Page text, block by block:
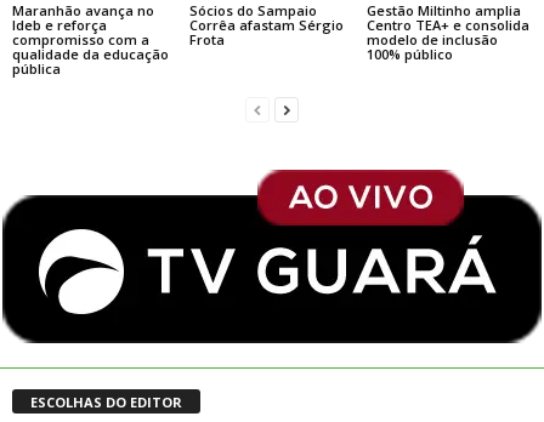
Maranhão avança no
Ideb e reforça
compromisso com a
qualidade da educação
pública
Sócios do Sampaio
Corrêa afastam Sérgio
Frota
Gestão Miltinho amplia
Centro TEA+ e consolida
modelo de inclusão
100% público
ESCOLHAS DO EDITOR